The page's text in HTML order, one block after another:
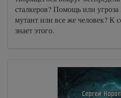
сталкеров? Помощь или
мутант или все же человек? К
знает этого.